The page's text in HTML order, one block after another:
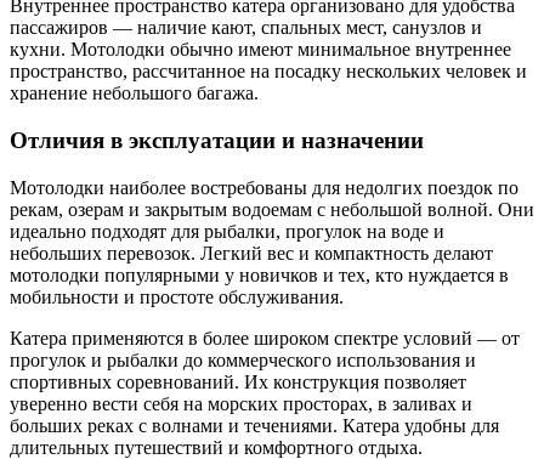
Внутреннее пространство катера организовано для удобства
пассажиров — наличие кают, спальных мест, санузлов и
кухни. Мотолодки обычно имеют минимальное внутреннее
пространство, рассчитанное на посадку нескольких человек и
хранение небольшого багажа.
Отличия в эксплуатации и назначении
Мотолодки наиболее востребованы для недолгих поездок по
рекам, озерам и закрытым водоемам с небольшой волной. Они
идеально подходят для рыбалки, прогулок на воде и
небольших перевозок. Легкий вес и компактность делают
мотолодки популярными у новичков и тех, кто нуждается в
мобильности и простоте обслуживания.
Катера применяются в более широком спектре условий — от
прогулок и рыбалки до коммерческого использования и
спортивных соревнований. Их конструкция позволяет
уверенно вести себя на морских просторах, в заливах и
больших реках с волнами и течениями. Катера удобны для
длительных путешествий и комфортного отдыха.